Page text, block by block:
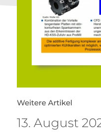
Weitere Artikel
13. August